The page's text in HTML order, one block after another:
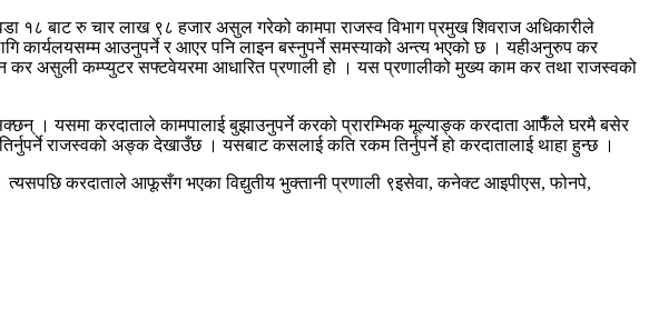
१८ बाट रु चार लाख ९८ हजार असुल गरेको कामपा राजस्व विभाग प्रमुख शिवराज अधिकारीले
कार्यलयसम्म आउनुपर्ने र आएर पनि लाइन बस्नुपर्ने समस्याको अन्त्य भएको छ । यहीअनुरुप कर
असुली कम्प्युटर सफ्टवेयरमा आधारित प्रणाली हो । यस प्रणालीको मुख्य काम कर तथा राजस्वको
सक्छन् । यसमा करदाताले कामपालाई बुझाउनुपर्ने करको प्रारम्भिक मूल्याङ्क करदाता आफैँले घरमै बसेर
राजस्वको अङ्क देखाउँछ । यसबाट कसलाई कति रकम तिर्नुपर्ने हो करदातालाई थाहा हुन्छ ।
करदाताले आफूसँग भएका विद्युतीय भुक्तानी प्रणाली ९इसेवा, कनेक्ट आइपीएस, फोनपे,